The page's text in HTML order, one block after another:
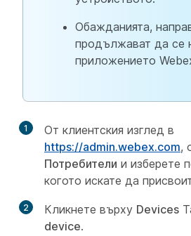
Обажданията,
продължават да се
приложението
1
От клиентския изглед в
https://admin.webex.com,
Потребители и изберете
когото искате да
2 Кликнете върху Devices
device.